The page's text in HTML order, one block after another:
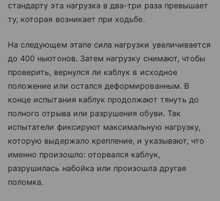
стандарту эта нагрузка в два-три раза превышает
ту, которая возникает при ходьбе.
На следующем этапе сила нагрузки увеличивается
до 400 ньютонов. Затем нагрузку снимают, чтобы
проверить, вернулся ли каблук в исходное
положение или остался деформированным. В
конце испытания каблук продолжают тянуть до
полного отрыва или разрушения обуви. Так
испытатели фиксируют максимальную нагрузку,
которую выдержало крепление, и указывают, что
именно произошло: оторвался каблук,
разрушилась набойка или произошла другая
поломка.